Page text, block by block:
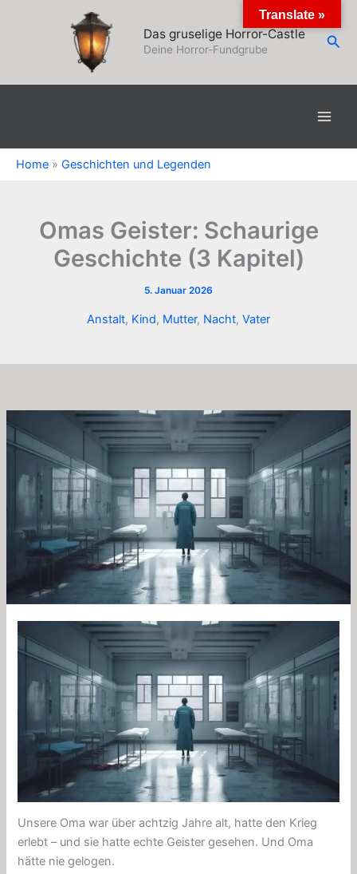
Das gruselige Horror-Castle
Deine Horror-Fundgrube
Home » Geschichten und Legenden
Omas Geister: Schaurige
Geschichte (3 Kapitel)
5. Januar 2026
Anstalt, Kind, Mutter, Nacht, Vater
Unsere Oma war über achtzig Jahre alt, hatte den Krieg
erlebt – und sie hatte echte Geister gesehen. Und Oma
hätte nie gelogen.
Translate »